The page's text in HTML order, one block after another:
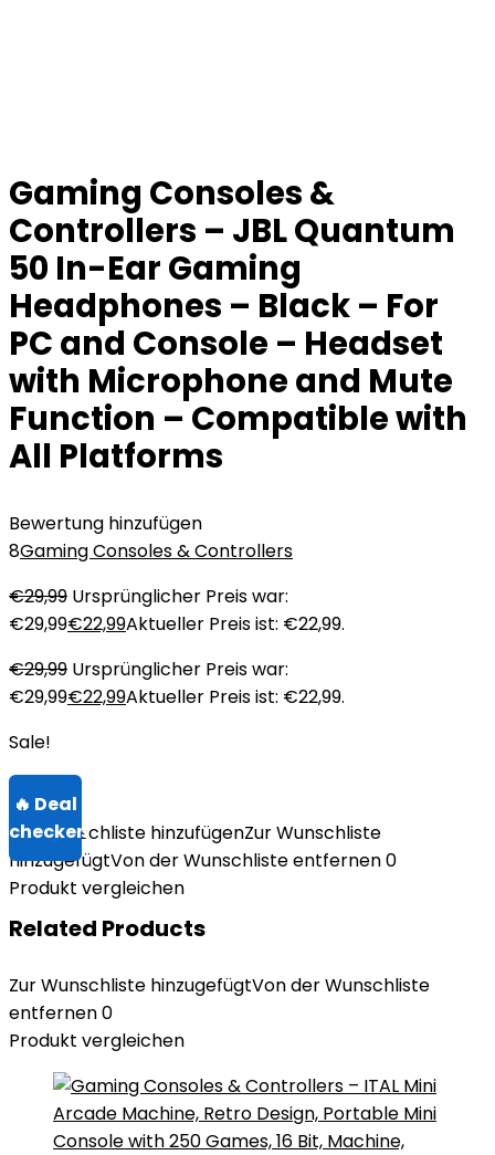
Gaming Consoles &
Controllers – JBL Quantum
50 In-Ear Gaming
Headphones – Black – For
PC and Console – Headset
with Microphone and Mute
Function – Compatible with
All Platforms
Bewertung hinzufügen
8Gaming Consoles & Controllers
€29,99 Ursprünglicher Preis war:
€29,99€22,99Aktueller Preis ist: €22,99.
€29,99 Ursprünglicher Preis war:
€29,99€22,99Aktueller Preis ist: €22,99.
Sale!
Zur Wunschliste hinzufügenZur Wunschliste
hinzugefügtVon der Wunschliste entfernen0
Produkt vergleichen
Related Products
Zur Wunschliste hinzugefügtVon der Wunschliste
entfernen0
Produkt vergleichen